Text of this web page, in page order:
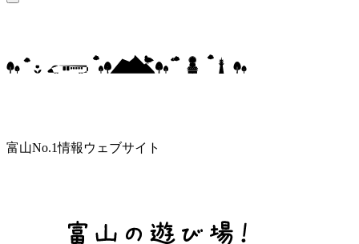
富山No.1情報ウェブサイト